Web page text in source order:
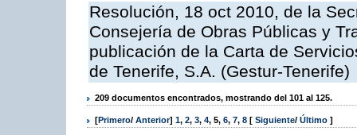
Resolución, 18 oct 2010, de la
Consejería de Obras Públicas y
publicación de la Carta de
de Tenerife, S.A. (Gestur-Tenerife)
209 documentos encontrados, mostrando del 101 al 125.
[Primero/ Anterior] 1, 2, 3, 4, 5, 6, 7, 8 [ Siguiente/ Último ]